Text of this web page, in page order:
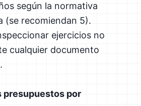
según la normativa
(se recomiendan 5).
ejercicios no
cualquier documento
presupuestos por